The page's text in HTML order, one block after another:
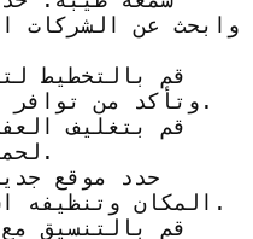
وابحث عن الشركات
وتأكد من توافر الشركة في ذلك التاريخ.
لحمايتها خلال عملية النقل.
المكان وتنظيفه استعدادًا لاستقبال العفش.